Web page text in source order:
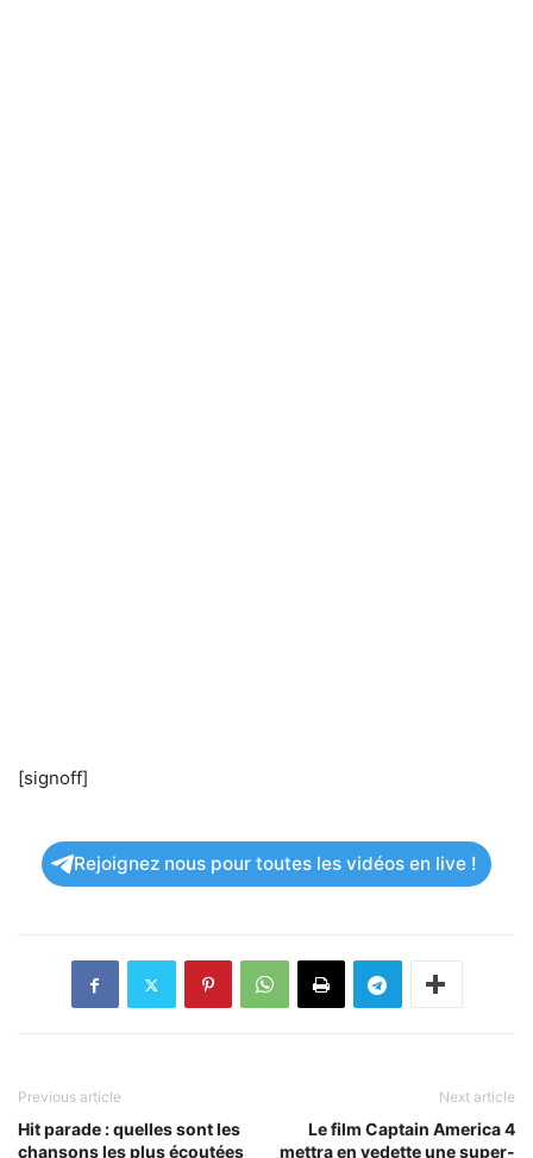
[signoff]
Rejoignez nous pour toutes les vidéos en live !
Previous article
Hit parade : quelles sont les
chansons les plus écoutées
Next article
Le film Captain America 4
mettra en vedette une super-